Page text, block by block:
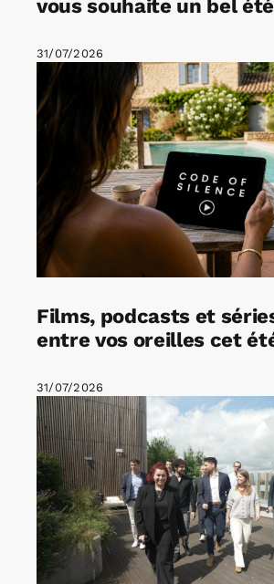
vous souhaite un bel été
31/07/2026
Films, podcasts et
entre vos oreilles cet
31/07/2026